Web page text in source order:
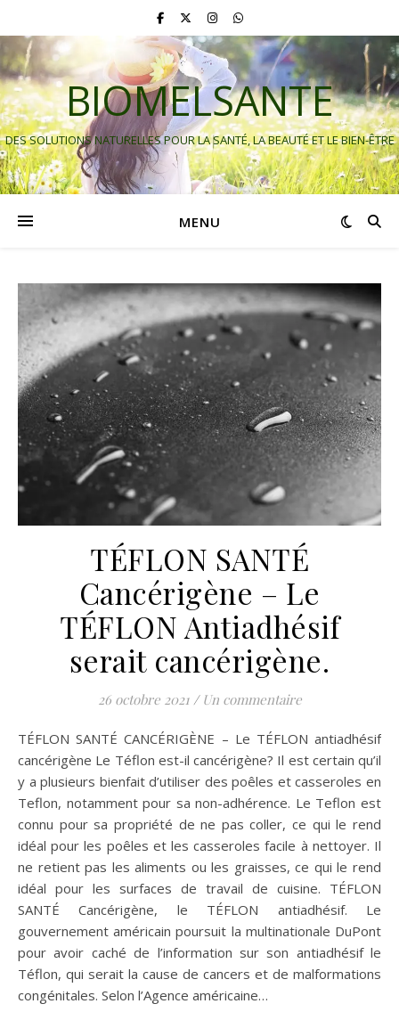
BIOMELSANTE
DES SOLUTIONS NATURELLES POUR LA SANTÉ, LA BEAUTÉ ET LE BIEN-ÊTRE
MENU
TÉFLON SANTÉ
Cancérigène – Le
TÉFLON Antiadhésif
serait cancérigène.
26 octobre 2021 / Un commentaire
TÉFLON SANTÉ CANCÉRIGÈNE – Le TÉFLON antiadhésif
cancérigène Le Téflon est-il cancérigène? Il est certain qu’il
y a plusieurs bienfait d’utiliser des poêles et casseroles en
Teflon, notamment pour sa non-adhérence. Le Teflon est
connu pour sa propriété de ne pas coller, ce qui le rend
idéal pour les poêles et les casseroles facile à nettoyer. Il
ne retient pas les aliments ou les graisses, ce qui le rend
idéal pour les surfaces de travail de cuisine. TÉFLON
SANTÉ Cancérigène, le TÉFLON antiadhésif. Le
gouvernement américain poursuit la multinationale DuPont
pour avoir caché de l’information sur son antiadhésif le
Téflon, qui serait la cause de cancers et de malformations
congénitales. Selon l’Agence américaine…